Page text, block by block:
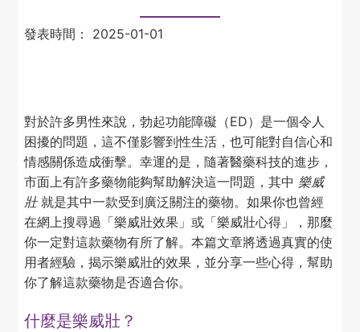
發表時間： 2025-01-01
對於許多男性來說，勃起功能障礙（ED）是一個令人
困擾的問題，這不僅影響到性生活，也可能對自信心和
情感關係造成衝擊。幸運的是，隨著醫藥科技的進步，
市面上有許多藥物能夠幫助解決這一問題，其中 樂威
壯就是其中一款受到廣泛關注的藥物。如果你也曾經
在網上搜尋過「樂威壯效果」或「樂威壯心得」，那麼
你一定對這款藥物有所了解。本篇文章將透過真實的使
用者經驗，揭示樂威壯的效果，並分享一些心得，幫助
你了解這款藥物是否適合你。
什麼是樂威壯？